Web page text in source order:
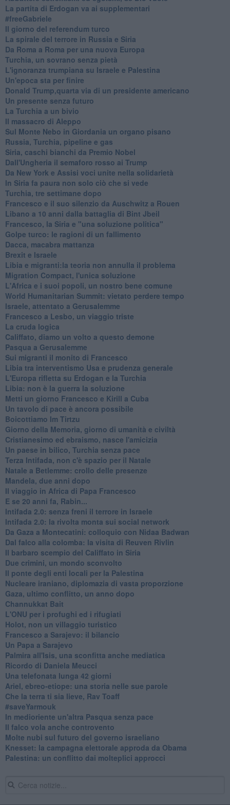
La partita di Erdogan va ai supplementari
#freeGabriele
Il giorno del referendum turco
La spirale del terrore in Russia e Siria
Da Roma a Roma per una nuova Europa
Turchia, un sovrano senza pietà
L'ignoranza trumpiana su Israele e Palestina
Un'epoca sta per finire
Donald Trump,quarta via di un presidente americano
Un presente senza futuro
La Turchia a un bivio
Il massacro di Aleppo
Sul Monte Nebo in Giordania un organo pisano
Russia, Turchia, pipeline e gas
Siria, caschi bianchi da Premio Nobel
Dall'Ungheria il semaforo rosso ai Trump
Da New York e Assisi voci unite nella solidarietà
In Siria fa paura non solo ciò che si vede
Turchia, tre settimane dopo
Francesco e il suo silenzio da Auschwitz a Rouen
Libano a 10 anni dalla battaglia di Bint Jbeil
Francesco, la Siria e "una soluzione politica"
Golpe turco: le ragioni di un fallimento
Dacca, macabra mattanza
Brexit e Israele
Libia e migranti:la teoria non annulla il problema
Migration Compact, l'unica soluzione
L'Africa e i suoi popoli, un nostro bene comune
World Humanitarian Summit: vietato perdere tempo
Israele, attentato a Gerusalemme
Francesco a Lesbo, un viaggio triste
La cruda logica
Califfato, diamo un volto a questo demone
Pasqua a Gerusalemme
Sui migranti il monito di Francesco
Libia tra interventismo Usa e prudenza generale
L'Europa rifletta su Erdogan e la Turchia
Libia: non è la guerra la soluzione
Metti un giorno Francesco e Kirill a Cuba
Un tavolo di pace è ancora possibile
Boicottiamo Im Tirtzu
Giorno della Memoria, giorno di umanità e civiltà
Cristianesimo ed ebraismo, nasce l'amicizia
Un paese in bilico, Turchia senza pace
Terza Intifada, non c'è spazio per il Natale
Natale a Betlemme: crollo delle presenze
Mandela, due anni dopo
Il viaggio in Africa di Papa Francesco
E se 20 anni fa, Rabin...
Intifada 2.0: senza freni il terrore in Israele
Intifada 2.0: la rivolta monta sui social network
Da Gaza a Montecatini: colloquio con Nidaa Badwan
Dal falco alla colomba: la visita di Reuven Rivlin
Il barbaro scempio del Califfato in Siria
Due crimini, un mondo sconvolto
Il ponte degli enti locali per la Palestina
Nucleare iraniano, diplomazia di vasta proporzione
Gaza, ultimo conflitto, un anno dopo
Channukkat Bait
L'ONU per i profughi ed i rifugiati
Holot, non un villaggio turistico
Francesco a Sarajevo: il bilancio
Un Papa a Sarajevo
Palmira all'Isis, una sconfitta anche mediatica
Ricordo di Daniela Meucci
​Una telefonata lunga 42 giorni
​Ariel, ebreo-etiope: una storia nelle sue parole
Che la terra ti sia lieve, Rav Toaff
​#saveYarmouk
​In medioriente un'altra Pasqua senza pace
​Il falco vola anche controvento
Molte nubi sul futuro del governo israeliano
Knesset: la campagna elettorale approda da Obama
Palestina: un conflitto dai molteplici approcci